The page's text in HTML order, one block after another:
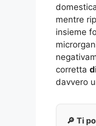
mentre
insieme
corretta
davvero
🔎 Ti